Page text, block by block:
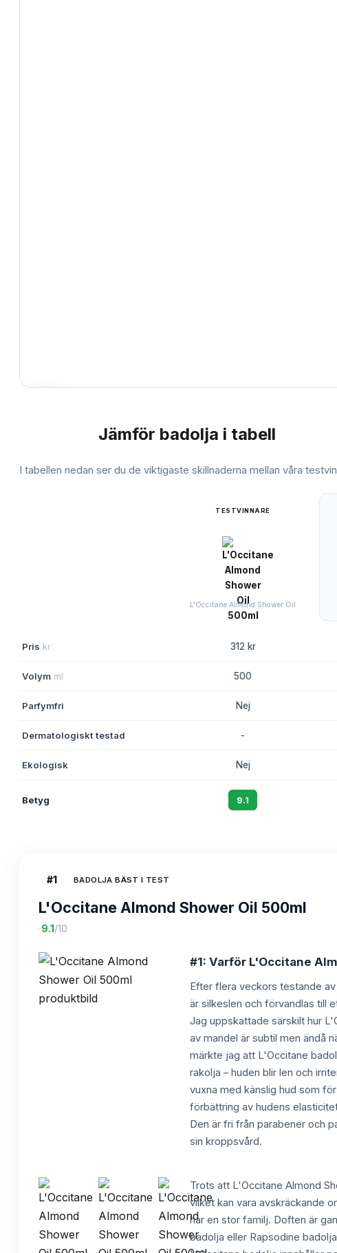
Jämför badolja i tabell
I tabellen nedan ser du de viktigaste skillnaderna mellan våra
TESTVINNARE
L'Occitane Almond Shower Oil
Pris kr 312 kr
Volym ml 500
Parfymfri Nej
Dermatologiskt testad -
Ekologisk Nej
Betyg 9.1
#1 BADOLJA BÄST I TEST
L'Occitane Almond Shower Oil 500ml
·9.1 /10
#1: Varför L'Occitane
Efter flera veckors testande
är silkeslen och förvandlas till
Jag uppskattade särskilt hur
av mandel är subtil men ändå
märkte jag att L'Occitane
rakolja – huden blir len och
vuxna med känslig hud som
förbättring av hudens
Den är fri från parabener och
sin kroppsvård.
Trots att L'Occitane Almond
vilket kan vara avskräckande
har en stor familj. Doften är
badolja eller Rapsodine